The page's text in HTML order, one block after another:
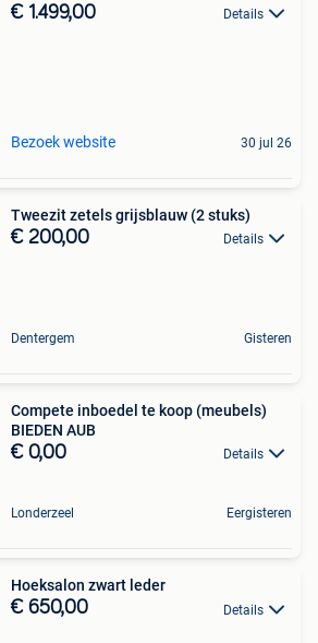
€ 1.499,00 Details
Bezoek website 30 jul 26
Tweezit zetels grijsblauw (2 stuks)
€ 200,00 Details
Dentergem Gisteren
Compete inboedel te koop (meubels)
BIEDEN AUB
€ 0,00 Details
Londerzeel Eergisteren
Hoeksalon zwart leder
€ 650,00 Details